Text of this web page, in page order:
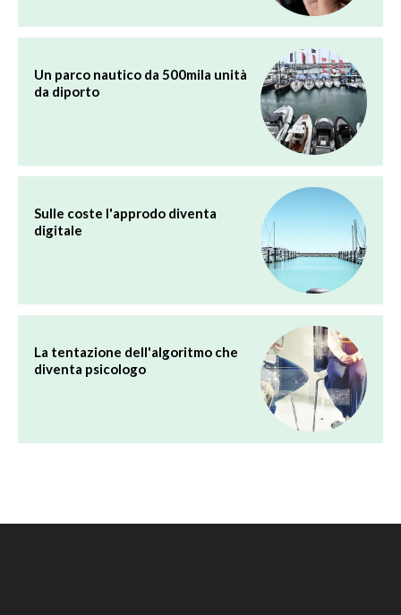
Un parco nautico da 500mila unità
da diporto
Sulle coste l'approdo diventa
digitale
La tentazione dell'algoritmo che
diventa psicologo